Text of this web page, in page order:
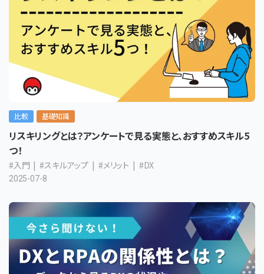
比較 基礎知識
リスキリングとは？アンケートで見る実態と、おすすめスキル5
つ！
#入門 #スキルアップ #メリット #DX
2025-07-8